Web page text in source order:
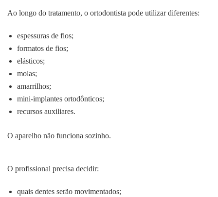
Ao longo do tratamento, o ortodontista pode utilizar diferentes:
espessuras de fios;
formatos de fios;
elásticos;
molas;
amarrilhos;
mini-implantes ortodônticos;
recursos auxiliares.
O aparelho não funciona sozinho.
O profissional precisa decidir:
quais dentes serão movimentados;